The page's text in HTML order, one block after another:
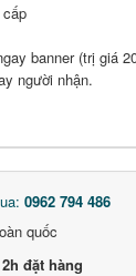
banner (trị giá
người nhận.
0962 794 486
quốc
đặt hàng